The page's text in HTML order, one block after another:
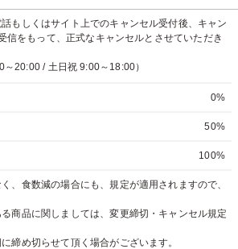
もしくはサイト上でのキャンセル受付後、キャン
信をもって、正式なキャンセルとさせていただき
～20:00 / 土日祝 9:00～18:00）
0%
50%
100%
、食数減の場合にも、規定が適用されますので、
商品に関しましては、変更締切・キャンセル規定
締め切らせて頂く場合がございます。